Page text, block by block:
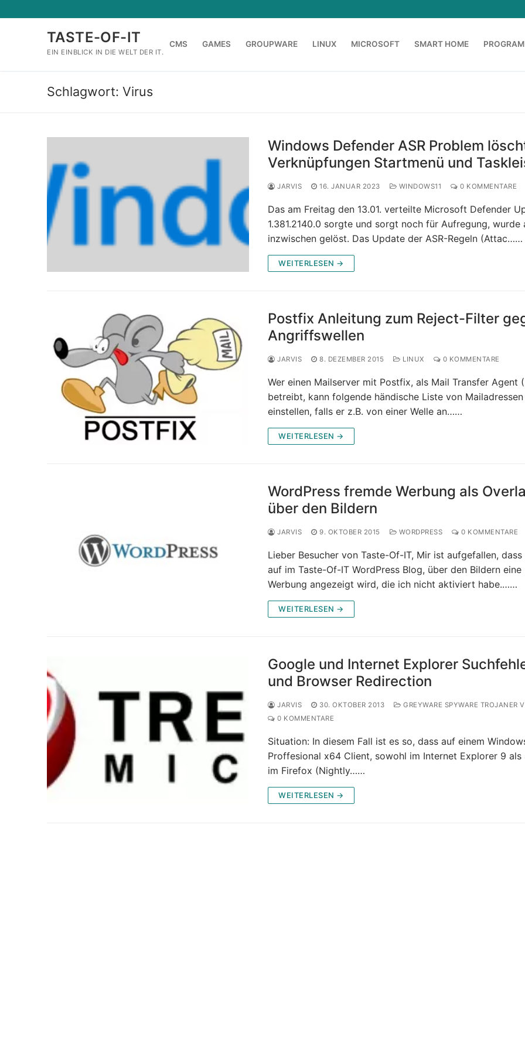
Inhalt
TASTE-OF-IT
EIN EINBLICK IN DIE WELT DER IT.
CMS GAMES GROUPWARE LINUX MICROSOFT SMART HOME
Schlagwort: Virus
Windows Defender ASR Problem
Verknüpfungen Startmenü und
JARVIS 16. JANUAR 2023 WINDOWS11 0 KOMMENTARE
Das am Freitag den 13.01. verteilte Microsoft Defender
1.381.2140.0 sorgte und sorgt noch für Aufregung, wurde
inzwischen gelöst. Das Update der ASR-Regeln (Attac……
WEITERLESEN →
Postfix Anleitung zum Reject-Filter
Angriffswellen
JARVIS 8. DEZEMBER 2015 LINUX 0 KOMMENTARE
Wer einen Mailserver mit Postfix, als Mail Transfer Agent
betreibt, kann folgende händische Liste von Mailadressen
einstellen, falls er z.B. von einer Welle an……
WEITERLESEN →
WordPress fremde Werbung als
über den Bildern
JARVIS 9. OKTOBER 2015 WORDPRESS 0 KOMMENTARE
Lieber Besucher von Taste-Of-IT, Mir ist aufgefallen, dass
auf im Taste-Of-IT WordPress Blog, über den Bildern eine
Werbung angezeigt wird, die ich nicht aktiviert habe.……
WEITERLESEN →
Google und Internet Explorer
und Browser Redirection
JARVIS 30. OKTOBER 2013
GREYWARE SPYWARE TROJANER
0 KOMMENTARE
Situation: In diesem Fall ist es so, dass auf einem
Proffesional x64 Client, sowohl im Internet Explorer 9 als
im Firefox (Nightly……
WEITERLESEN →